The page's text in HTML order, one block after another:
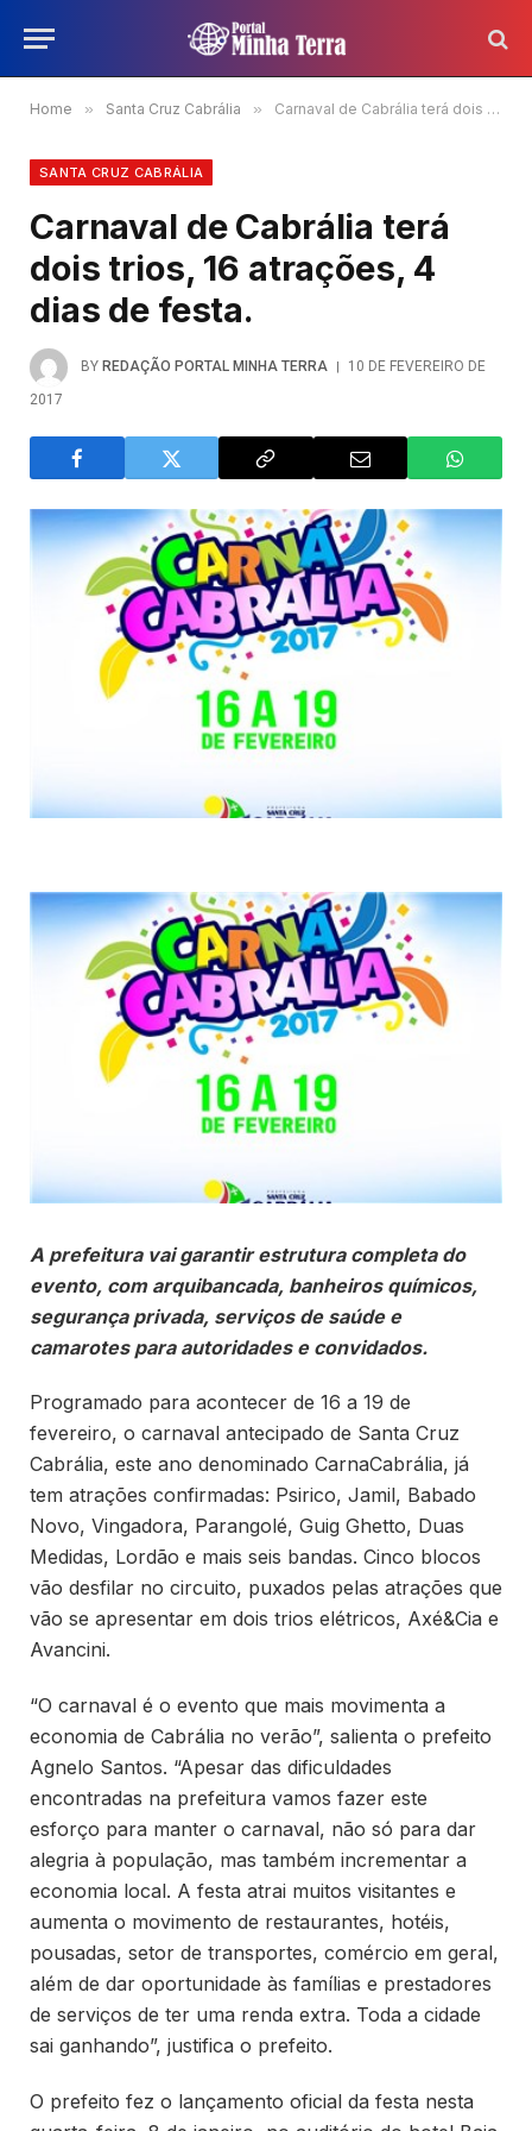
Home » Santa Cruz Cabrália » Carnaval de Cabrália terá dois trios, 16 atrações, 4 dias de festa.
SANTA CRUZ CABRÁLIA
Carnaval de Cabrália terá
dois trios, 16 atrações, 4
dias de festa.
BY REDAÇÃO PORTAL MINHA TERRA
10 DE FEVEREIRO DE
2017
A prefeitura vai garantir estrutura completa do
evento, com arquibancada, banheiros químicos,
segurança privada, serviços de saúde e
camarotes para autoridades e convidados.
Programado para acontecer de 16 a 19 de
fevereiro, o carnaval antecipado de Santa Cruz
Cabrália, este ano denominado CarnaCabrália, já
tem atrações confirmadas: Psirico, Jamil, Babado
Novo, Vingadora, Parangolé, Guig Ghetto, Duas
Medidas, Lordão e mais seis bandas. Cinco blocos
vão desfilar no circuito, puxados pelas atrações que
vão se apresentar em dois trios elétricos, Axé&Cia e
Avancini.
“O carnaval é o evento que mais movimenta a
economia de Cabrália no verão”, salienta o prefeito
Agnelo Santos. “Apesar das dificuldades
encontradas na prefeitura vamos fazer este
esforço para manter o carnaval, não só para dar
alegria à população, mas também incrementar a
economia local. A festa atrai muitos visitantes e
aumenta o movimento de restaurantes, hotéis,
pousadas, setor de transportes, comércio em geral,
além de dar oportunidade às famílias e prestadores
de serviços de ter uma renda extra. Toda a cidade
sai ganhando”, justifica o prefeito.
O prefeito fez o lançamento oficial da festa nesta